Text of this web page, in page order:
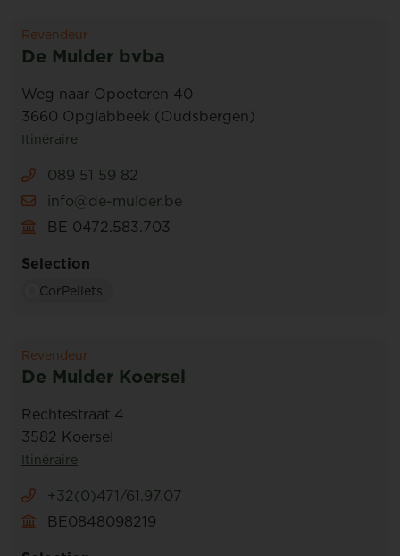
Revendeur
De Mulder bvba
Weg naar Opoeteren 40
3660 Opglabbeek (Oudsbergen)
Itinéraire
089 51 59 82
info@de-mulder.be
BE 0472.583.703
Selection
CorPellets
Revendeur
De Mulder Koersel
Rechtestraat 4
3582 Koersel
Itinéraire
+32(0)471/61.97.07
BE0848098219